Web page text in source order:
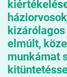
elmúlt,
munkámat